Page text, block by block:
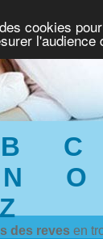
cookies
B C
N O
Z
des reves en